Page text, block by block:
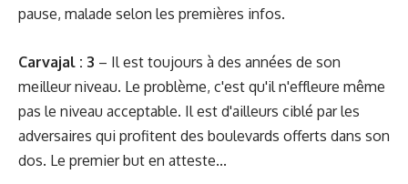
pause, malade selon les premières infos.
Carvajal : 3 – Il est toujours à des années de son
meilleur niveau. Le problème, c'est qu'il n'effleure même
pas le niveau acceptable. Il est d'ailleurs ciblé par les
adversaires qui profitent des boulevards offerts dans son
dos. Le premier but en atteste...